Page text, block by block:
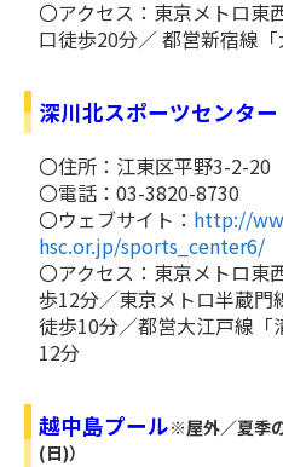
〇アクセス：東京メトロ東
口徒歩20分／ 都営新宿線
深川北スポーツセンター
〇住所：江東区平野3-2-20
〇電話：03-3820-8730
〇ウェブサイト： http://
hsc.or.jp/sports_center6/
〇アクセス：東京メトロ東
歩12分／東京メトロ半蔵門
徒歩10分／都営大江戸線「
12分
越中島プール※屋外／夏季
(日)）